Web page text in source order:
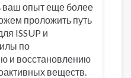
ваш опыт еще более
проложить путь
ISSUP и
по
и восстановлению
веществ.